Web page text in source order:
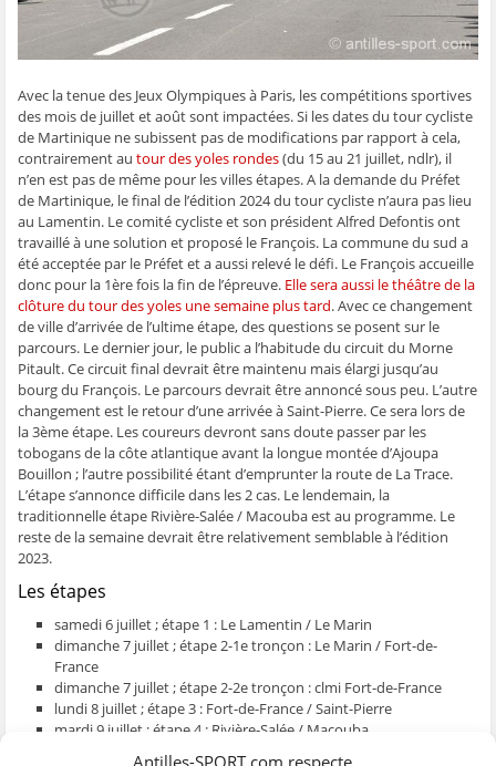
Antilles-SPORT.com respecte
v
r
e
n
s
u
n
e
n
o
u
v
e
l
l
e
f
e
n
ê
t
r
e
)
v
d
s
u
n
e
n
o
u
v
e
l
l
e
e
n
ê
t
r
e
)
e
n
u
n
e
n
o
u
v
e
l
l
f
e
n
ê
t
r
e
n
n
e
n
o
u
v
e
l
l
e
f
e
ê
t
r
e
)
o
u
e
a
n
s
u
n
e
n
o
u
v
e
l
e
f
e
n
ê
r
e
)
Avec la tenue des Jeux Olympiques à Paris, les compétitions sportives
des mois de juillet et août sont impactées. Si les dates du tour cycliste
de Martinique ne subissent pas de modifications par rapport à cela,
contrairement autour des yoles rondes(du 15 au 21 juillet, ndlr), il
n’en est pas de même pour les villes étapes. A la demande du Préfet
de Martinique, le final de l’édition 2024 du tour cycliste n’aura pas lieu
au Lamentin. Le comité cycliste et son président Alfred Defontis ont
travaillé à une solution et proposé le François. La commune du sud a
été acceptée par le Préfet et a aussi relevé le défi. Le François accueille
donc pour la 1ère fois la fin de l’épreuve. Elle sera aussi le théâtre de la
clôture du tour des yoles une semaine plus tard. Avec ce changement
de ville d’arrivée de l’ultime étape, des questions se posent sur le
parcours. Le dernier jour, le public a l’habitude du circuit du Morne
Pitault. Ce circuit final devrait être maintenu mais élargi jusqu’au
bourg du François. Le parcours devrait être annoncé sous peu. L’autre
changement est le retour d’une arrivée à Saint-Pierre. Ce sera lors de
la 3ème étape. Les coureurs devront sans doute passer par les
tobogans de la côte atlantique avant la longue montée d’Ajoupa
Bouillon ; l’autre possibilité étant d’emprunter la route de La Trace.
L’étape s’annonce difficile dans les 2 cas. Le lendemain, la
traditionnelle étape Rivière-Salée / Macouba est au programme. Le
reste de la semaine devrait être relativement semblable à l’édition
2023.
Les étapes
samedi 6 juillet ; étape 1 : Le Lamentin / Le Marin
dimanche 7 juillet ; étape 2-1e tronçon : Le Marin / Fort-de-
France
dimanche 7 juillet ; étape 2-2e tronçon : clmi Fort-de-France
lundi 8 juillet ; étape 3 : Fort-de-France / Saint-Pierre
mardi 9 juillet ; étape 4 : Rivière-Salée / Macouba
mercredi 10 juillet ; étape 5 : Le Vauclin / Sainte-Marie